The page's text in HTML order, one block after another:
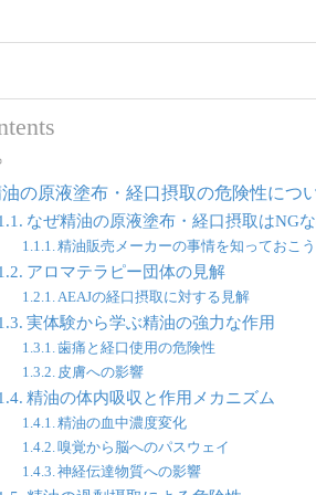
の原液塗布・経口摂取の危険性につ
なぜ精油の原液塗布・経口摂取はNG
精油販売メーカーの事情を知っておこう
アロマテラピー団体の見解
AEAJの経口摂取に対する見解
実体験から学ぶ精油の強力な作用
歯痛と経口使用の危険性
皮膚への影響
精油の体内吸収と作用メカニズム
精油の血中濃度変化
嗅覚から脳へのパスウェイ
神経伝達物質への影響